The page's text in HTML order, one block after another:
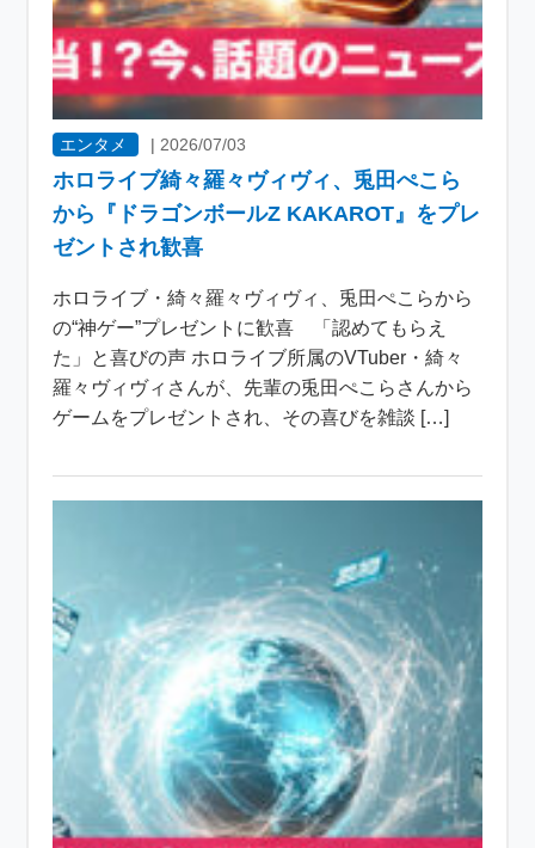
エンタメ | 2026/07/03
ホロライブ綺々羅々ヴィヴィ、兎田ぺこら
から『ドラゴンボールZ KAKAROT』をプレ
ゼントされ歓喜
ホロライブ・綺々羅々ヴィヴィ、兎田ぺこらから
の“神ゲー”プレゼントに歓喜 「認めてもらえ
た」と喜びの声 ホロライブ所属のVTuber・綺々
羅々ヴィヴィさんが、先輩の兎田ぺこらさんから
ゲームをプレゼントされ、その喜びを雑談 […]